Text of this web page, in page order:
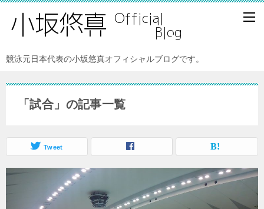
競泳元日本代表の小坂悠真オフィシャルブログです。
「試合」の記事一覧
Tweet